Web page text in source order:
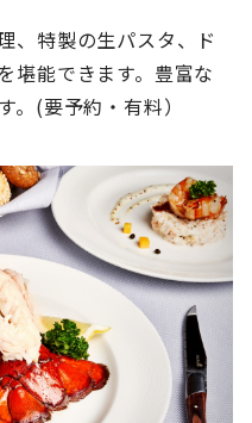
、特製の生パスタ、ド
堪能できます。豊富な
。(要予約・有料）